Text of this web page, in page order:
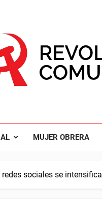
MUJER OBRERA
sociales se intensifica